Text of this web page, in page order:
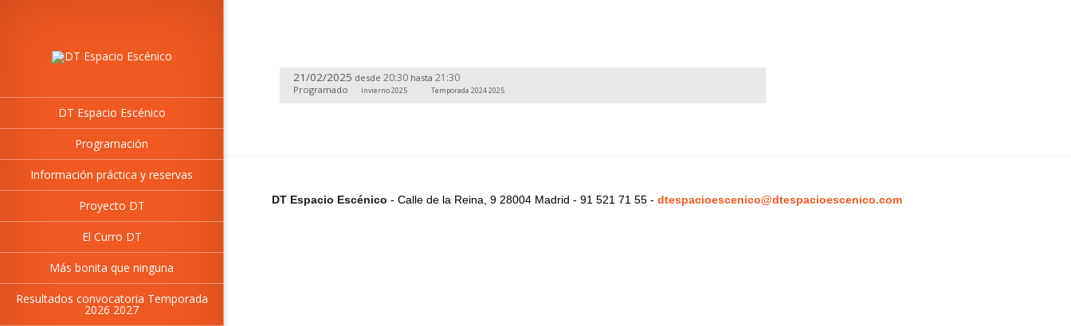
DT Espacio Escénico
Programación
Información práctica y reservas
Proyecto DT
El Curro DT
Más bonita que ninguna
Resultados convocatoria Temporada
2026 2027
21/02/2025 desde 20:30 hasta 21:30
Programado Invierno 2025 Temporada 2024 2025
DT Espacio Escénico - Calle de la Reina, 9 28004 Madrid - 91 521 71 55 - dtespacioescenico@dtespacioescenico.com